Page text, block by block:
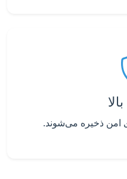
امن ذخیره می‌شوند.